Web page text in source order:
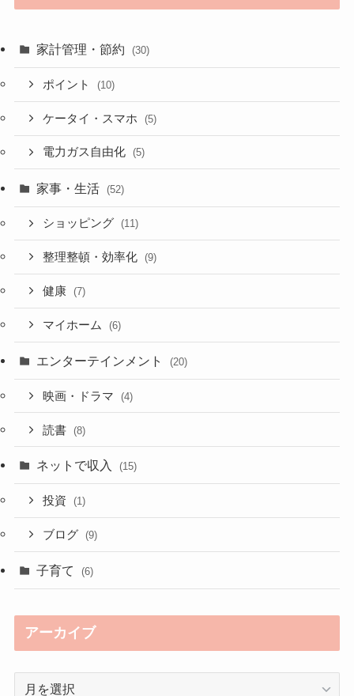
家計管理・節約 (30)
ポイント (10)
ケータイ・スマホ (5)
電力ガス自由化 (5)
家事・生活 (52)
ショッピング (11)
整理整頓・効率化 (9)
健康 (7)
マイホーム (6)
エンターテインメント (20)
映画・ドラマ (4)
読書 (8)
ネットで収入 (15)
投資 (1)
ブログ (9)
子育て (6)
アーカイブ